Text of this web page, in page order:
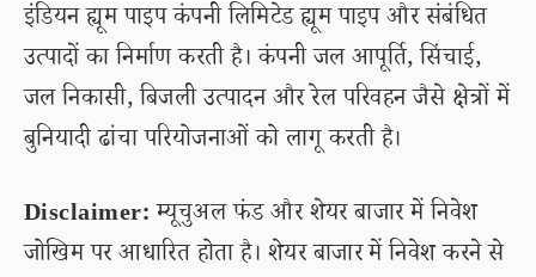
इंडियन ह्यूम पाइप कंपनी लिमिटेड ह्यूम पाइप और संबंधित
उत्पादों का निर्माण करती है। कंपनी जल आपूर्ति, सिंचाई,
जल निकासी, बिजली उत्पादन और रेल परिवहन जैसे क्षेत्रों में
बुनियादी ढांचा परियोजनाओं को लागू करती है।
Disclaimer:म्यूचुअल फंड और शेयर बाजार में निवेश
जोखिम पर आधारित होता है। शेयर बाजार में निवेश करने से